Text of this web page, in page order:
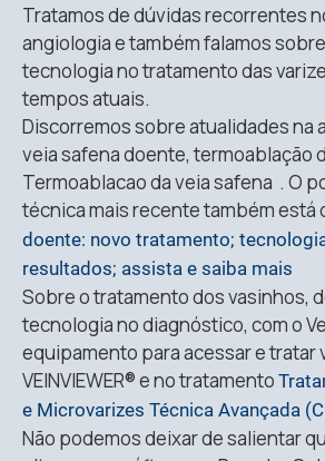
Tratamos de dúvidas recorrentes
angiologia e também falamos
tecnologia no tratamento das
tempos atuais.
Discorremos sobre atualidades na
veia safena doente, termoablação
Termoablacao da veia safena . O
técnica mais recente também está
doente: novo tratamento;
resultados; assista e saiba mais
Sobre o tratamento dos vasinhos,
tecnologia no diagnóstico, com o
equipamento para acessar e tratar
VEINVIEWER® e no tratamento
e Microvarizes Técnica Avançada
Não podemos deixar de salientar